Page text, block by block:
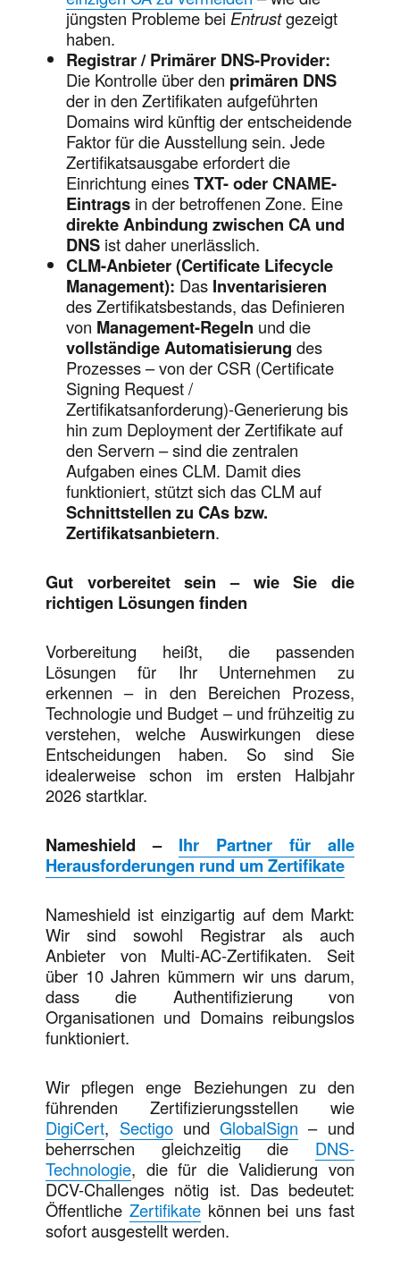
jüngsten Probleme beiEntrustgezeigt
haben.
Registrar / Primärer DNS-Provider:
Die Kontrolle über den primären DNS
der in den Zertifikaten aufgeführten
Domains wird künftig der entscheidende
Faktor für die Ausstellung sein. Jede
Zertifikatsausgabe erfordert die
Einrichtung einesTXT- oder CNAME-
Eintrags in der betroffenen Zone. Eine
direkte Anbindung zwischen CA und
DNS ist daher unerlässlich.
CLM-Anbieter (Certificate Lifecycle
Management): Das Inventarisieren
des Zertifikatsbestands, das Definieren
von Management-Regeln und die
vollständige Automatisierung des
Prozesses – von der CSR (Certificate
Signing Request /
Zertifikatsanforderung)-Generierung bis
hin zum Deployment der Zertifikate auf
den Servern – sind die zentralen
Aufgaben eines CLM. Damit dies
funktioniert, stützt sich das CLM auf
Schnittstellen zu CAs bzw.
Zertifikatsanbietern.
Gut vorbereitet sein – wie Sie die
richtigen Lösungen finden
Vorbereitung heißt, die passenden
Lösungen für Ihr Unternehmen zu
erkennen – in den Bereichen Prozess,
Technologie und Budget – und frühzeitig zu
verstehen, welche Auswirkungen diese
Entscheidungen haben. So sind Sie
idealerweise schon im ersten Halbjahr
2026 startklar.
Nameshield – Ihr Partner für alle
Herausforderungen rund um Zertifikate
Nameshield ist einzigartig auf dem Markt:
Wir sind sowohl Registrar als auch
Anbieter von Multi-AC-Zertifikaten. Seit
über 10 Jahren kümmern wir uns darum,
dass die Authentifizierung von
Organisationen und Domains reibungslos
funktioniert.
Wir pflegen enge Beziehungen zu den
führenden Zertifizierungsstellen wie
DigiCert, SectigoundGlobalSign – und
beherrschen gleichzeitig die DNS-
Technologie, die für die Validierung von
DCV-Challenges nötig ist. Das bedeutet:
ÖffentlicheZertifikate können bei uns fast
sofort ausgestellt werden.